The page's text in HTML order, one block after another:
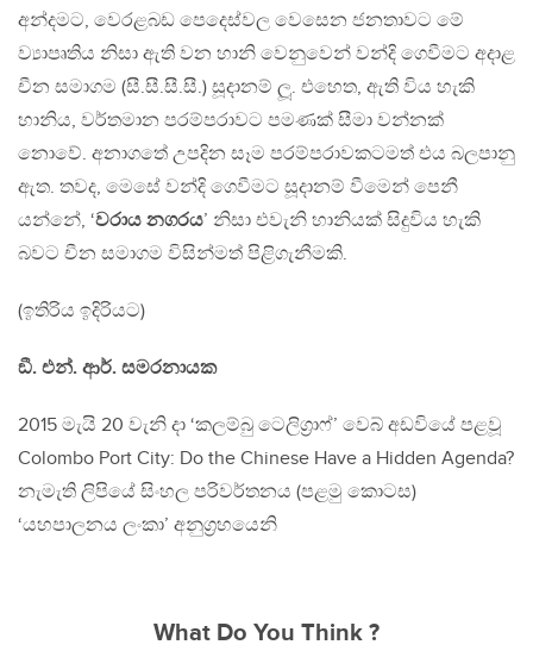
අන්දමට, වෙරළබඩ පෙදෙස්වල වෙසෙන ජනතාවට මේ
ව්‍යාපෘතිය නිසා ඇති වන හානි වෙනුවෙන් වන්දි ගෙවීමට අදාළ
චීන සමාගම (සී.සී.සී.සී.) සූදානම් ලූ. එහෙත, ඇති විය හැකි
හානිය, වර්තමාන පරම්පරාවට පමණක් සීමා වන්නක්
නොවේ. අනාගතේ උපදින සෑම පරම්පරාවකටමත් එය බලපානු
ඇත. තවද, මෙසේ වන්දි ගෙවීමට සූදානම් වීමෙන් පෙනී
යන්නේ, ‘වරාය නගරය’ නිසා එවැනි හානියක් සිදුවිය හැකි
බවට චීන සමාගම විසින්මත් පිළිගැනීමකි.
(ඉතිරිය ඉදිරියට)
ඞී. එන්. ආර්. සමරනායක
2015 මැයි 20 වැනි දා ‘කලම්බු ටෙලිග‍්‍රාෆ්’ වෙබ් අඩවියේ පළවූ
Colombo Port City: Do the Chinese Have a Hidden Agenda?
නැමැති ලිපියේ සිංහල පරිවර්තනය (පළමු කොටස)
‘යහපාලනය ලංකා’ අනුග‍්‍රහයෙනි
What Do You Think ?